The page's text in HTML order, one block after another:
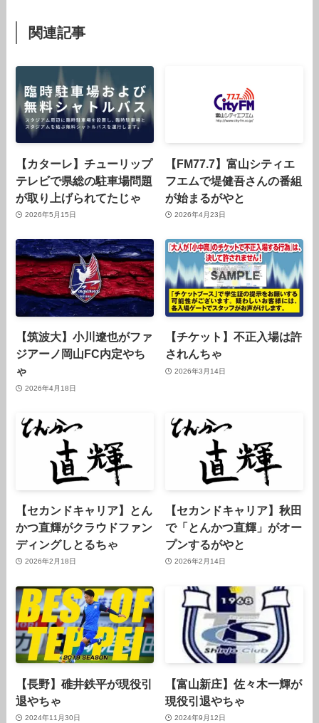
関連記事
【カターレ】チューリップ
テレビで県総の駐車場問題
が取り上げられてたじゃ
2026年5月15日
【FM77.7】富山シティエ
フエムで堤健吾さんの番組
が始まるがやと
2026年4月23日
【筑波大】小川遼也がファ
ジアーノ岡山FC内定やち
ゃ
2026年4月18日
【チケット】不正入場は許
されんちゃ
2026年3月14日
【セカンドキャリア】とん
かつ直輝がクラウドファン
ディングしとるちゃ
2026年2月18日
【セカンドキャリア】秋田
で「とんかつ直輝」がオー
プンするがやと
2026年2月14日
【長野】碓井鉄平が現役引
退やちゃ
2024年11月30日
【富山新庄】佐々木一輝が
現役引退やちゃ
2024年9月12日